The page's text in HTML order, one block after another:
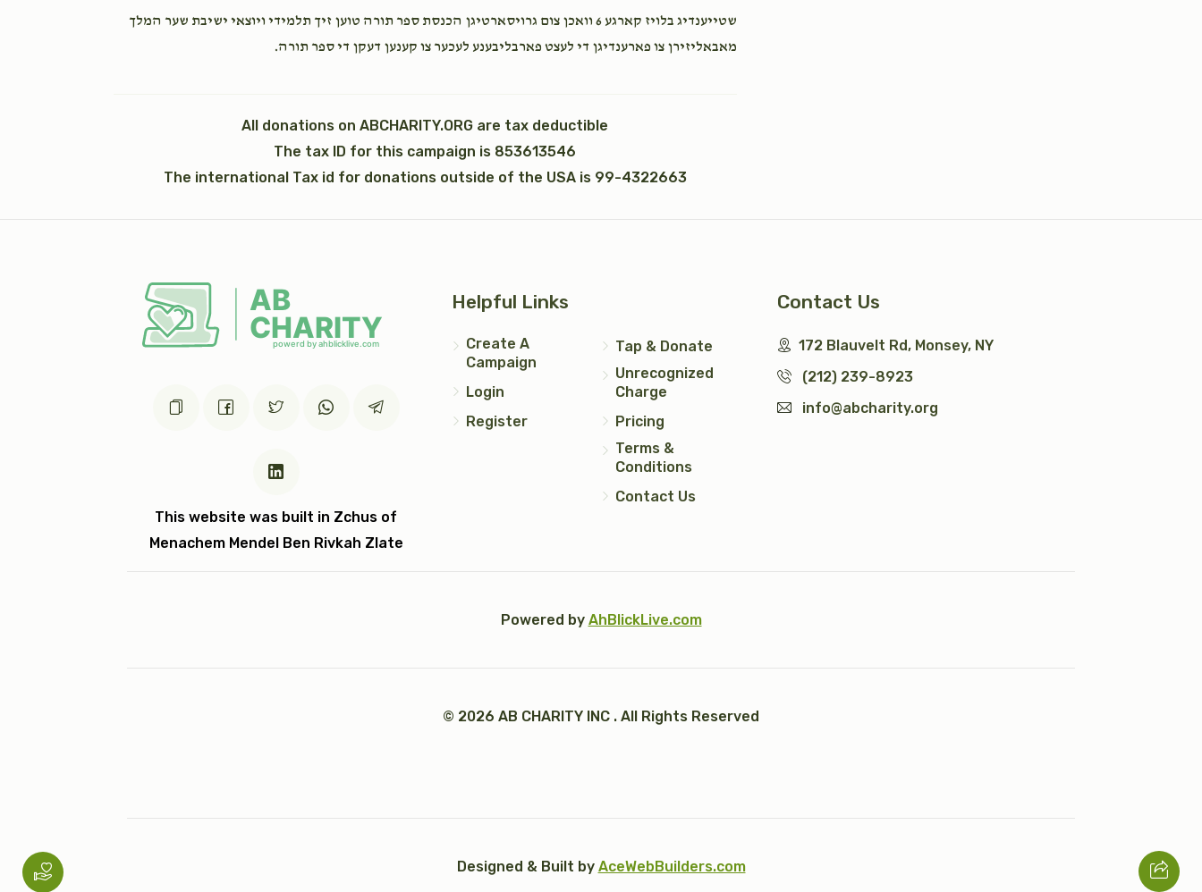
$2,600.00
$5,000.00
$7,200.00
טס כסף
שטייענדיג בלויז קארגע 6 וואכן צום גרויסארטיגן הכנסת ספר תורה טוען זיך תלמידי ויוצאי ישיבת שער המלך
מאבאליזירן צו פארענדיגן די לעצט פארבליבענע לעכער צו קענען דעקן די ספר תורה.
All donations on ABCHARITY.ORG are tax deductible
The tax ID for this campaign is 853613546
The international Tax id for donations outside of the USA is 99-4322663
This website was built in Zchus of
Menachem Mendel Ben Rivkah Zlate
Helpful Links
Create A
Campaign
Login
Register
Tap & Donate
Unrecognized
Charge
Pricing
Terms &
Conditions
Contact Us
Contact Us
172 Blauvelt Rd, Monsey, NY
(212) 239-8923
info@abcharity.org
Powered by AhBlickLive.com
© 2026 AB CHARITY INC . All Rights Reserved
Designed & Built by AceWebBuilders.com